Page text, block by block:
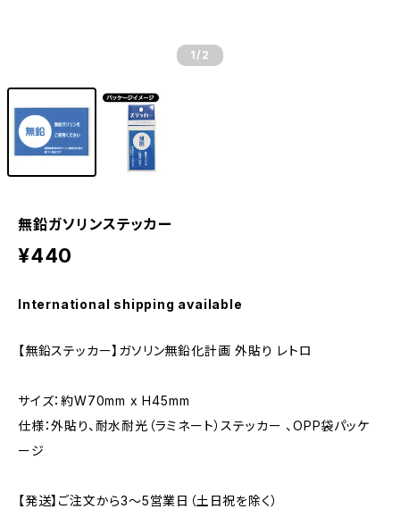
1 /2
無鉛ガソリンステッカー
¥440
International shipping available
【無鉛ステッカー】ガソリン無鉛化計画 外貼り レトロ
サイズ：約W70mm x H45mm
仕様：外貼り、耐水耐光（ラミネート）ステッカー 、OPP袋パッケ
ージ
【発送】ご注文から3〜5営業日（土日祝を除く）